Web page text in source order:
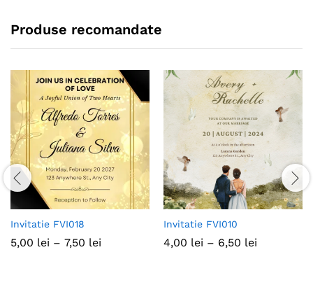
Produse recomandate
Invitatie FVI018
5,00 lei – 7,50 lei
Invitatie FVI010
4,00 lei – 6,50 lei